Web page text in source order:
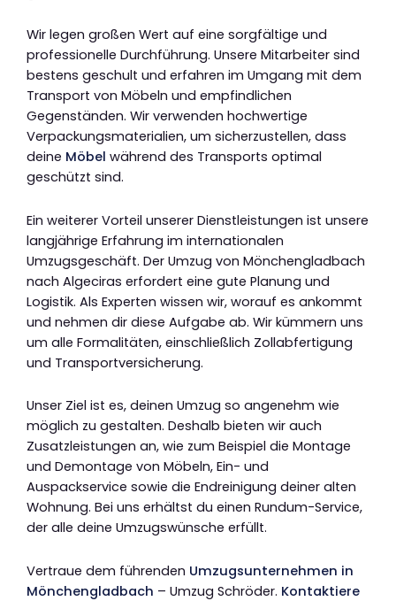
Wir legen großen Wert auf eine sorgfältige und
professionelle Durchführung. Unsere Mitarbeiter sind
bestens geschult und erfahren im Umgang mit dem
Transport von Möbeln und empfindlichen
Gegenständen. Wir verwenden hochwertige
Verpackungsmaterialien, um sicherzustellen, dass
deine Möbel während des Transports optimal
geschützt sind.
Ein weiterer Vorteil unserer Dienstleistungen ist unsere
langjährige Erfahrung im internationalen
Umzugsgeschäft. Der Umzug von Mönchengladbach
nach Algeciras erfordert eine gute Planung und
Logistik. Als Experten wissen wir, worauf es ankommt
und nehmen dir diese Aufgabe ab. Wir kümmern uns
um alle Formalitäten, einschließlich Zollabfertigung
und Transportversicherung.
Unser Ziel ist es, deinen Umzug so angenehm wie
möglich zu gestalten. Deshalb bieten wir auch
Zusatzleistungen an, wie zum Beispiel die Montage
und Demontage von Möbeln, Ein- und
Auspackservice sowie die Endreinigung deiner alten
Wohnung. Bei uns erhältst du einen Rundum-Service,
der alle deine Umzugswünsche erfüllt.
Vertraue dem führenden Umzugsunternehmen in
Mönchengladbach – Umzug Schröder. Kontaktiere